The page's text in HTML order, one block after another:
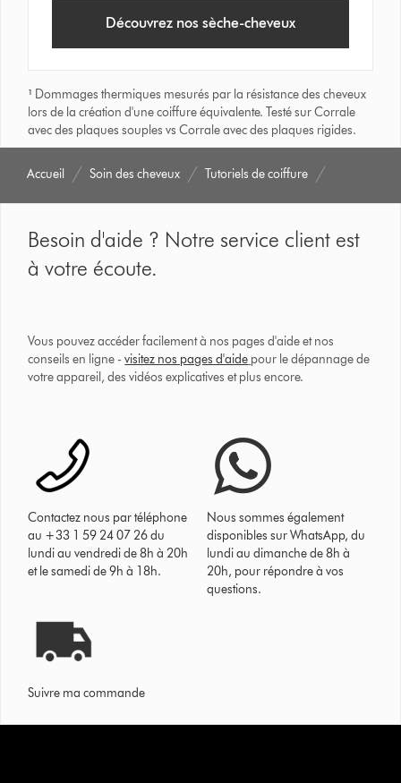
Découvrez nos sèche-cheveux
¹ Dommages thermiques mesurés par la résistance des cheveux
lors de la création d'une coiffure équivalente. Testé sur Corrale
avec des plaques souples vs Corrale avec des plaques rigides.
Accueil Soin des cheveux Tutoriels de coiffure
Besoin d'aide ? Notre service client est
à votre écoute.
Vous pouvez accéder facilement à nos pages d'aide et nos
conseils en ligne -visitez nos pages d'aide pour le dépannage de
votre appareil, des vidéos explicatives et plus encore.
Contactez nous par téléphone
au +33 1 59 24 07 26 du
lundi au vendredi de 8h à 20h
et le samedi de 9h à 18h.
Nous sommes également
disponibles sur WhatsApp, du
lundi au dimanche de 8h à
20h, pour répondre à vos
questions.
Suivre ma commande